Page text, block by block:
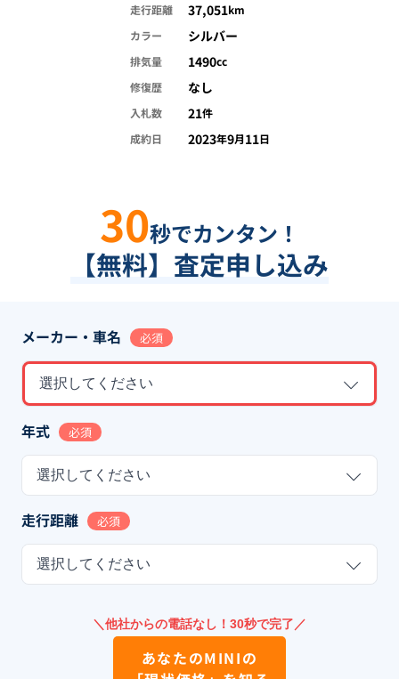
走行距離 37,051km
カラー
シルバー
排気量 1490cc
修復歴
なし
入札数 21件
成約日
2023年9月11日
30秒でカンタン！
【無料】査定申し込み
メーカー・車名 必須
選択してください
年式 必須
選択してください
走行距離 必須
選択してください
＼他社からの電話なし！30秒で完了／
あなたのMINIの